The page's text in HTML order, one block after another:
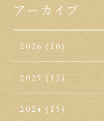
アーカイブ
2026 (10)
2025 (12)
2024 (15)